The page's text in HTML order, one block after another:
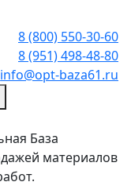
8 (800) 550-30-60
8 (951) 498-48-80
info@opt-baza61.ru
База
материалов